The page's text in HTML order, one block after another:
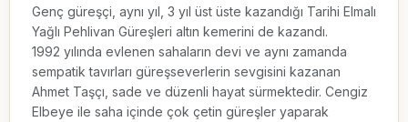
Genç güreşçi, aynı yıl, 3 yıl üst üste kazandığı Tarihi Elmalı
Yağlı Pehlivan Güreşleri altın kemerini de kazandı.
1992 yılında evlenen sahaların devi ve aynı zamanda
sempatik tavırları güreşseverlerin sevgisini kazanan
Ahmet Taşçı, sade ve düzenli hayat sürmektedir. Cengiz
Elbeye ile saha içinde çok çetin güreşler yaparak